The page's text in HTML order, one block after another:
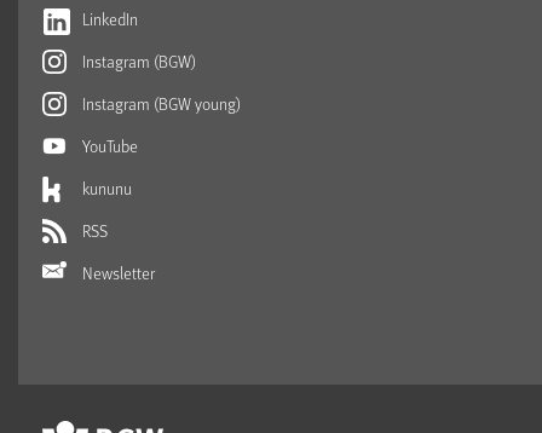
LinkedIn
Instagram (BGW)
Instagram (BGW young)
YouTube
kununu
RSS
Newsletter